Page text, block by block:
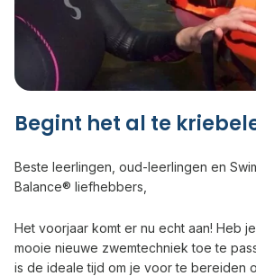
Begint het al te
Beste leerlingen, oud-leerlingen en
Balance® liefhebbers,
Het voorjaar komt er nu echt aan! Heb
mooie nieuwe zwemtechniek toe te
is de ideale tijd om je voor te bereiden